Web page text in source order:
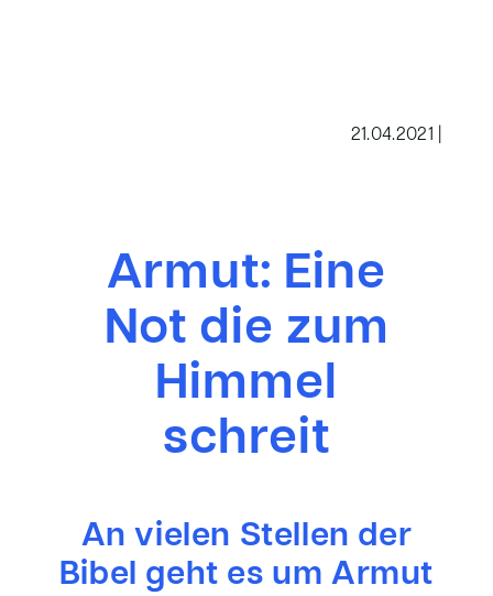
21.04.2021 |
Armut: Eine
Not die zum
Himmel
schreit
An vielen Stellen der
Bibel geht es um Armut